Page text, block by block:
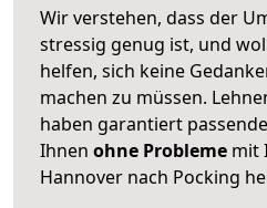
Wir verstehen, dass der
stressig genug ist, und
helfen, sich keine
machen zu müssen.
haben garantiert
Ihnen ohne Probleme mit
Hannover nach Pocking